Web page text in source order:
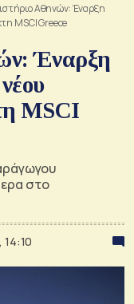
Αθηνών: Έναρξη
MSCI Greece
Έναρξη
MSCI
στο
14:10